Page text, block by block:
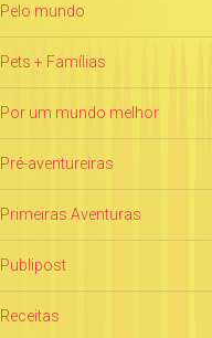
Pelo mundo
Pets + Famílias
Por um mundo melhor
Pré-aventureiras
Primeiras Aventuras
Publipost
Receitas